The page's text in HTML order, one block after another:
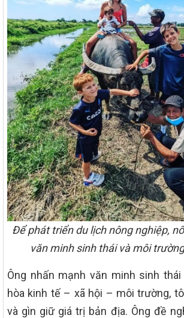
Để phát triển du lịch nông nghiệp,
văn minh sinh thái và môi
Ông nhấn mạnh văn minh sinh
hòa kinh tế – xã hội – môi trường,
và gìn giữ giá trị bản địa. Ông đề